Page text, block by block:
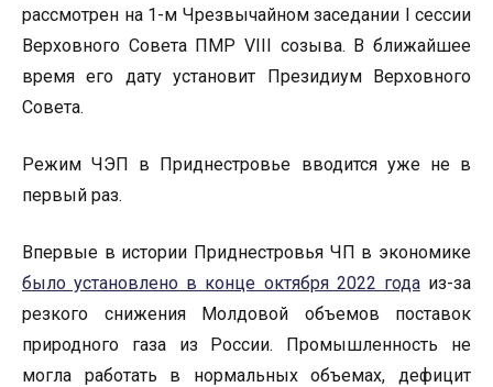
рассмотрен на 1-м Чрезвычайном заседании I сессии
Верховного Совета ПМР VIII созыва. В ближайшее
время его дату установит Президиум Верховного
Совета.
Режим ЧЭП в Приднестровье вводится уже не в
первый раз.
Впервые в истории Приднестровья ЧП в экономике
было установлено в конце октября 2022 годаиз-за
резкого снижения Молдовой объемов поставок
природного газа из России. Промышленность не
могла работать в нормальных объемах, дефицит